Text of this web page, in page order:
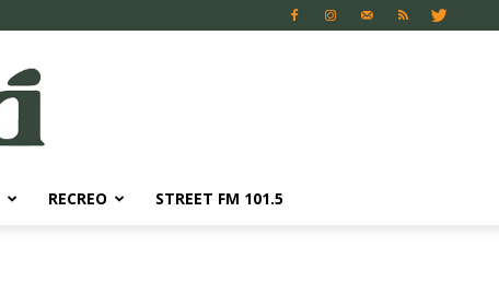
RECREO STREET FM 101.5